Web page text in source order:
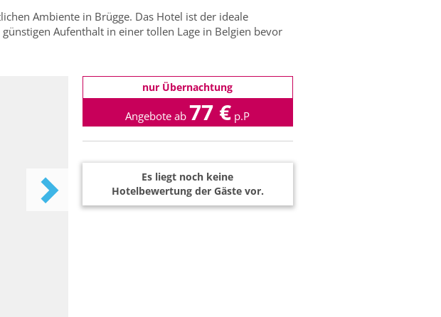
Ambiente in Brügge. Das Hotel ist der ideale
Aufenthalt in einer tollen Lage in Belgien bevor
nur Übernachtung
Angebote ab 77 € p.P
Es liegt noch keine
Hotelbewertung der Gäste vor.